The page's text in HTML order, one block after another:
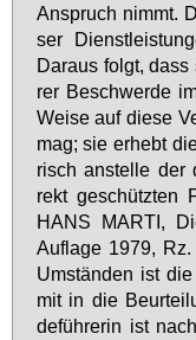
An­spruch nimmt.
ser
Dar­aus folgt,
rer Be­schwer­de
Wei­se auf die­se
mag; sie er­hebt
risch an­stel­le der
rekt ge­schütz­ten
HANS MAR­TI,
Auf­la­ge 1979,
Um­stän­den ist
mit in die
de­füh­re­rin ist